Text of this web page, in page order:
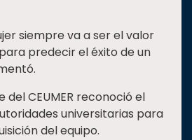
siempre va a ser el valor
predecir el éxito de un
del CEUMER reconoció el
universitarias para
del equipo.